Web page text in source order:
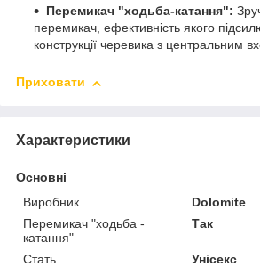
Перемикач "ходьба-катання":
перемикач, ефективність якого
конструкції черевика з центральним
Приховати
Характеристики
Основні
Виробник
Dolomite
Перемикач "ходьба -
катання"
Так
Стать
Унісекс